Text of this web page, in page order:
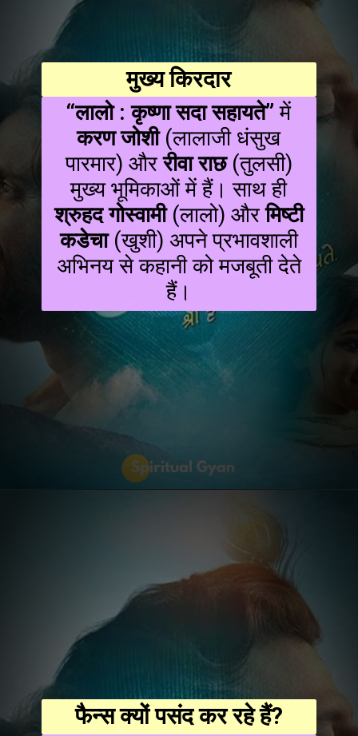
मुख्य किरदार
“लालो : कृष्णा सदा सहायते” में
करण जोशी(लालाजी धंसुख
पारमार) औररीवा राछ(तुलसी)
मुख्य भूमिकाओं में हैं। साथ ही
श्रुहद गोस्वामी(लालो) औरमिष्टी
कडेचा(खुशी) अपने प्रभावशाली
अभिनय से कहानी को मजबूती देते
हैं।
फैन्स क्यों पसंद कर रहे हैं?